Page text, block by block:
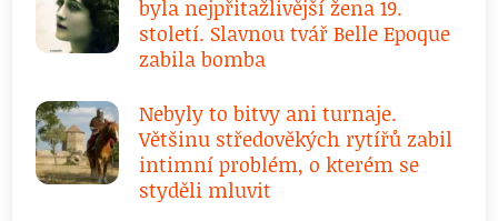
byla nejpřitažlivější žena 19.
století. Slavnou tvář Belle Epoque
zabila bomba
Nebyly to bitvy ani turnaje.
Většinu středověkých rytířů zabil
intimní problém, o kterém se
styděli mluvit